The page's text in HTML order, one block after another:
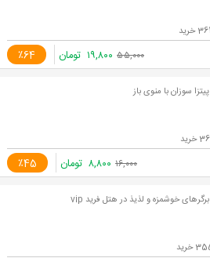
٪64 ۵۵,۰۰۰ ۱۹,۸۰۰ تومان
پیتزا سوزان با منوی باز
٪45 ۱۶,۰۰۰ ۸,۸۰۰ تومان
برگرهای خوشمزه و لذیذ در هتل فرید vip